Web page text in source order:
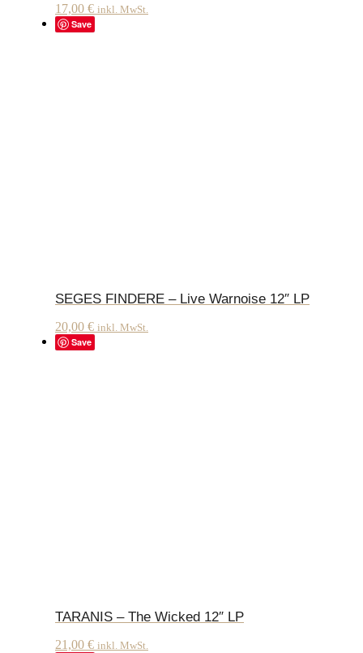
17,00 € inkl. MwSt.
Save
SEGES FINDERE – Live Warnoise 12″ LP
20,00 € inkl. MwSt.
Save
TARANIS – The Wicked 12″ LP
21,00 € inkl. MwSt.